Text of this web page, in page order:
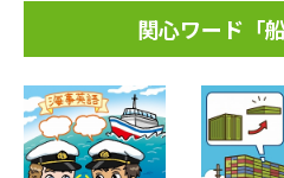
関心ワード「